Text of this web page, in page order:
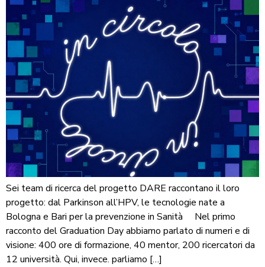
Sei team di ricerca del progetto DARE raccontano il loro
progetto: dal Parkinson all’HPV, le tecnologie nate a
Bologna e Bari per la prevenzione in Sanità Nel primo
racconto del Graduation Day abbiamo parlato di numeri e di
visione: 400 ore di formazione, 40 mentor, 200 ricercatori da
12 università. Qui, invece. parliamo […]